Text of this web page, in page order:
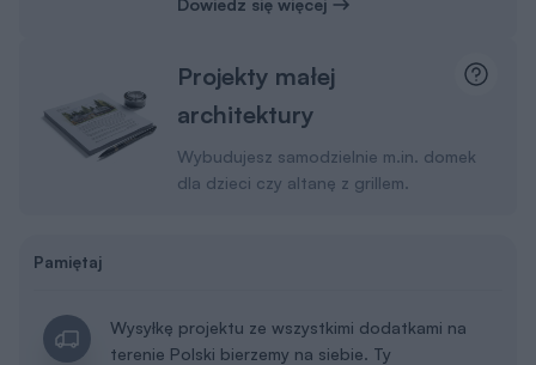
Projekty małej
architektury
Wybudujesz samodzielnie m.in. domek
dla dzieci czy altanę z grillem.
Pamiętaj
Wysyłkę projektu ze wszystkimi dodatkami na
terenie Polski bierzemy na siebie. Ty